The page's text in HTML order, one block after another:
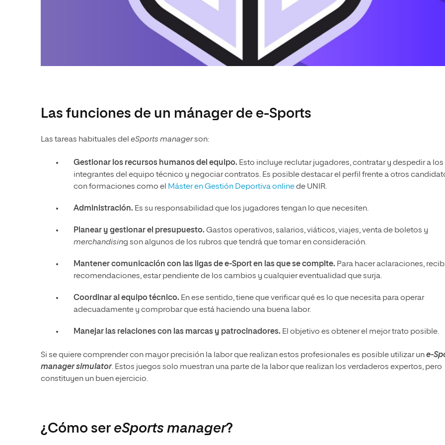
Las funciones de un mánager de e-Sports
Las tareas habituales del eSports managerson:
Gestionar los recursos humanos del equipo. Esto incluye reclutar jugadores, contratar y despedir a los
integrantes del equipo técnico y negociar contratos. Es posible destacar el perfil frente a otros
con formaciones como el Máster en Gestión Deportiva onlinede UNIR.
Administración. Es su responsabilidad que los jugadores tengan lo que necesiten.
Planear y gestionar el presupuesto. Gastos operativos, salarios, viáticos, viajes, venta de boletos y
merchandising son algunos de los rubros que tendrá que tomar en consideración.
Mantener comunicación con las ligas de e-Sport en las que se compite. Para hacer aclaraciones,
recomendaciones, estar pendiente de los cambios y cualquier eventualidad que surja.
Coordinar al equipo técnico. En ese sentido, tiene que verificar qué es lo que necesita para operar
adecuadamente y comprobar que está haciendo una buena labor.
Manejar las relaciones con las marcas y patrocinadores. El objetivo es obtener el mejor trato posible.
Si se quiere comprender con mayor precisión la labor que realizan estos profesionales es posible utilizar une-
manager simulator. Estos juegos solo muestran una parte de la labor que realizan los verdaderos expertos, pero
constituyen un buen ejercicio.
¿Cómo ser eSports manager?